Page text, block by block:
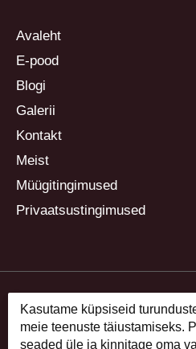
Avaleht
E-pood
Blogi
Galerii
Kontakt
Meist
Müügitingimused
Privaatsustingimused
Kasutame küpsiseid
meie teenuste täiustamiseks.
seaded üle ja kinnitage oma